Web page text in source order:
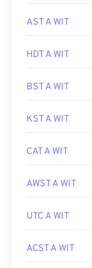
AST A WIT
HDT A WIT
BST A WIT
KST A WIT
CAT A WIT
AWST A WIT
UTC A WIT
ACST A WIT